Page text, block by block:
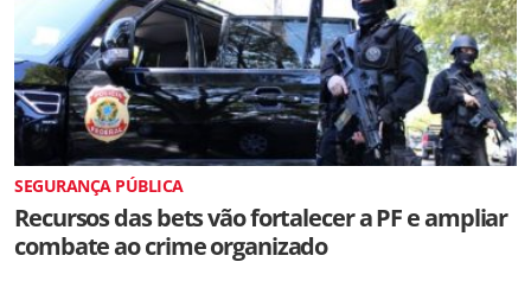
SEGURANÇA PÚBLICA
Recursos das bets vão fortalecer a PF e ampliar
combate ao crime organizado